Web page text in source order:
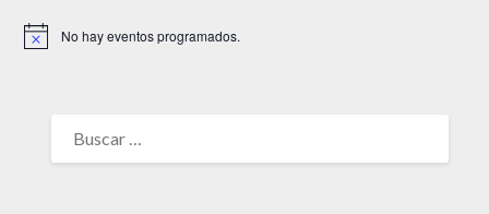
Aviso No hay eventos programados.